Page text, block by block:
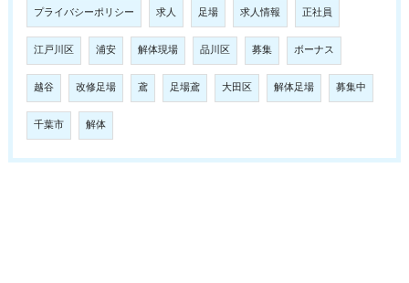
プライバシーポリシー 求人 足場 求人情報 正社員
江戸川区 浦安 解体現場 品川区 募集 ボーナス
越谷 改修足場 鳶 足場鳶 大田区 解体足場 募集中
千葉市 解体